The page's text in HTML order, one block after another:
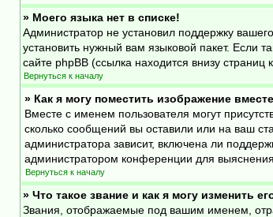
» Моего языка нет в списке!
Администратор не установил поддержку
установить нужный вам языковой пакет. Если
сайте phpBB (ссылка находится внизу страниц
Вернуться к началу
» Как я могу поместить изображение
Вместе с именем пользователя могут
сколько сообщений вы оставили или на ваш
администратора зависит, включена ли
администратором конференции для
Вернуться к началу
» Что такое звание и как я могу изменить
Звания, отображаемые под вашим именем,